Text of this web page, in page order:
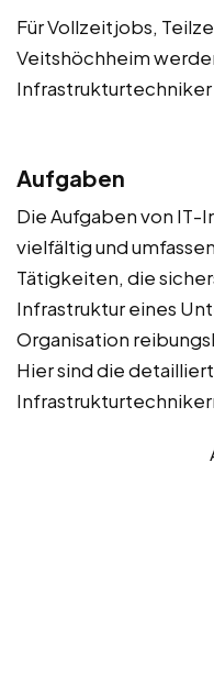
Für Vollzeitjobs,
Veitshöchheim
Aufgaben
Die Aufgaben von
vielfältig und
Tätigkeiten, die
Infrastruktur eines
Organisation
Hier sind die